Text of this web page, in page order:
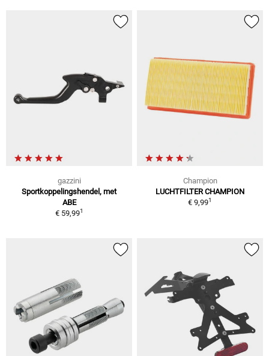
gazzini
Sportkoppelingshendel, met
ABE
€ 59,991
Champion
LUCHTFILTER CHAMPION
€ 9,991